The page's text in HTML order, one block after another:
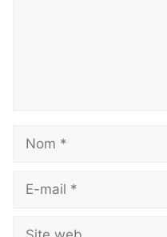
Nom
Site